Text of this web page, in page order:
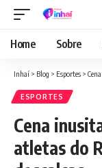
Home Sobre
Inhaí > Blog > Esportes >
ESPORTES
Cena
atletas do